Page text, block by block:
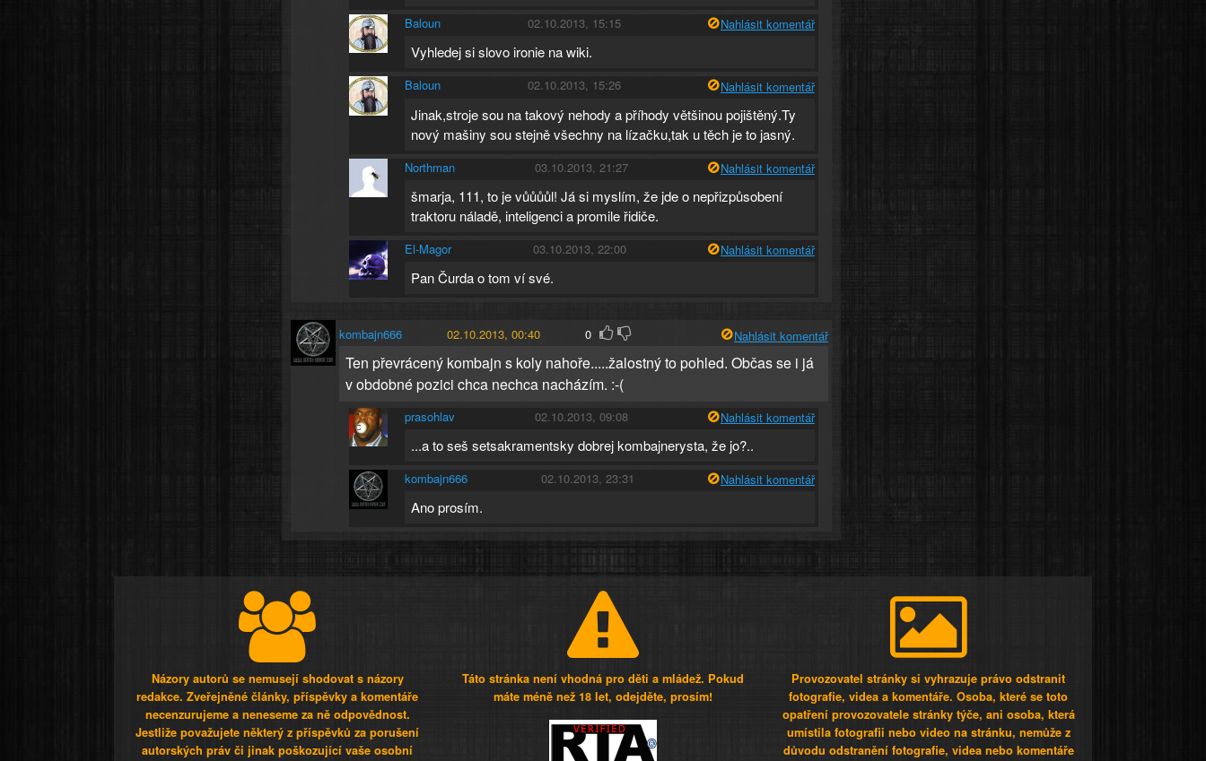
Baloun 02.10.2013, 15:15 Nahlásit komentář
Vyhledej si slovo ironie na wiki.
Baloun 02.10.2013, 15:26 Nahlásit komentář
Jinak,stroje sou na takový nehody a příhody většinou pojištěný.Ty
nový mašiny sou stejně všechny na lízačku,tak u těch je to jasný.
Northman 03.10.2013, 21:27 Nahlásit komentář
šmarja, 111, to je vůůůůl! Já si myslím, že jde o nepřizpůsobení
traktoru náladě, inteligenci a promile řidiče.
El-Magor 03.10.2013, 22:00 Nahlásit komentář
Pan Čurda o tom ví své.
kombajn666 02.10.2013, 00:40 0 Nahlásit komentář
Ten převrácený kombajn s koly nahoře.....žalostný to pohled. Občas se i já
v obdobné pozici chca nechca nacházím. :-(
prasohlav 02.10.2013, 09:08 Nahlásit komentář
...a to seš setsakramentsky dobrej kombajnerysta, že jo?..
kombajn666 02.10.2013, 23:31 Nahlásit komentář
Ano prosím.
Názory autorů se nemusejí shodovat s názory
redakce. Zveřejněné články, příspěvky a komentáře
necenzurujeme a neneseme za ně odpovědnost.
Jestliže považujete některý z příspěvků za porušení
autorských práv či jinak poškozující vaše osobní
Táto stránka není vhodná pro děti a mládež. Pokud
máte méně než 18 let, odejděte, prosím!
Provozovatel stránky si vyhrazuje právo odstranit
fotografie, videa a komentáře. Osoba, které se toto
opatření provozovatele stránky týče, ani osoba, která
umístila fotografii nebo video na stránku, nemůže z
důvodu odstranění fotografie, videa nebo komentáře